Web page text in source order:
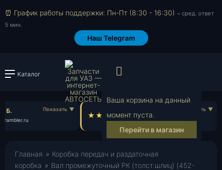
⏰ График работы поддержки: Пн-Пт (8:30 - 16:30) ~ сред. ответ
5 мин.
Наш Telegram
Каталог Войти или
Ваша корзина на данный
момент пуста.
Перейти в магазин
Б.
ma***@mail.ru
Главная » Коробка передач и раздаточная
коробка » Вал промежуточный РК (толст.шлиц) (452-